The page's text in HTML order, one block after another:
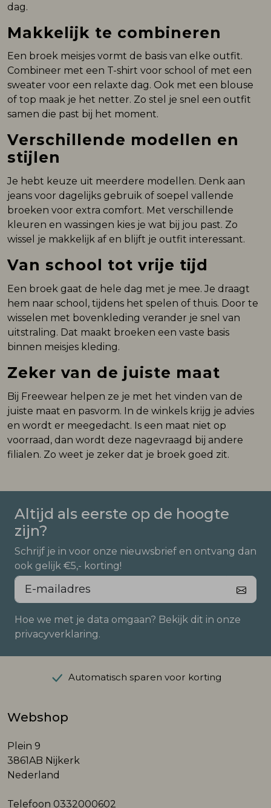
dag.
Makkelijk te combineren
Een broek meisjes vormt de basis van elke outfit.
Combineer met een T-shirt voor school of met een
sweater voor een relaxte dag. Ook met een blouse
of top maak je het netter. Zo stel je snel een outfit
samen die past bij het moment.
Verschillende modellen en
stijlen
Je hebt keuze uit meerdere modellen. Denk aan
jeans voor dagelijks gebruik of soepel vallende
broeken voor extra comfort. Met verschillende
kleuren en wassingen kies je wat bij jou past. Zo
wissel je makkelijk af en blijft je outfit interessant.
Van school tot vrije tijd
Een broek gaat de hele dag met je mee. Je draagt
hem naar school, tijdens het spelen of thuis. Door te
wisselen met bovenkleding verander je snel van
uitstraling. Dat maakt broeken een vaste basis
binnen meisjes kleding.
Zeker van de juiste maat
Bij Freewear helpen ze je met het vinden van de
juiste maat en pasvorm. In de winkels krijg je advies
en wordt er meegedacht. Is een maat niet op
voorraad, dan wordt deze nagevraagd bij andere
filialen. Zo weet je zeker dat je broek goed zit.
Altijd als eerste op de hoogte
zijn?
Schrijf je in voor onze nieuwsbrief en ontvang dan
ook gelijk €5,- korting!
Hoe we met je data omgaan? Bekijk dit in onze
privacyverklaring.
Automatisch sparen voor korting
Webshop
Plein 9
3861AB Nijkerk
Nederland
Telefoon 0332000602